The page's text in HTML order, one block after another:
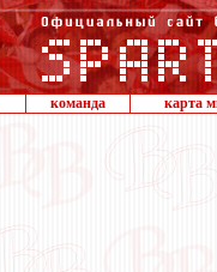
команда карта